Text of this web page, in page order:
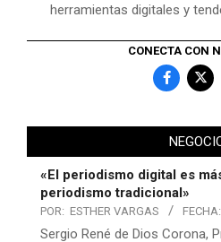
herramientas digitales y
CONECTA CON
«El periodismo digital es
periodismo tradicional»
POR: ESTHER VARGAS FECHA:
Sergio René de Dios Corona,